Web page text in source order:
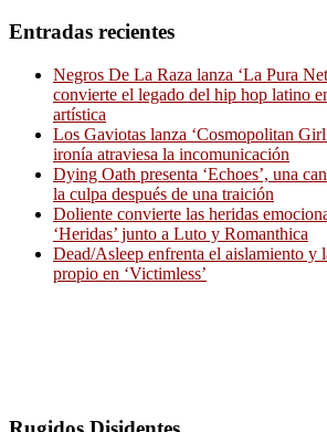
Entradas recientes
Negros De La Raza lanza ‘La Pura
convierte el legado del hip hop latino
artística
Los Gaviotas lanza ‘Cosmopolitan
ironía atraviesa la incomunicación
Dying Oath presenta ‘Echoes’, una
la culpa después de una traición
Doliente convierte las heridas
‘Heridas’ junto a Luto y Romanthica
Dead/Asleep enfrenta el aislamiento y
propio en ‘Victimless’